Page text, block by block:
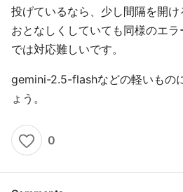
投げているなら、少し間隔を開け
おとなしくしていても同様のエ
では対応難しいです。
gemini-2.5-flashなどの軽いもの
ょう。
0